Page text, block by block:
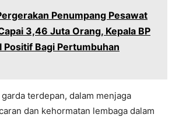
Penumpang Pesawat
3,46 Juta Orang, Kepala BP
Positif Bagi Pertumbuhan
terdepan, dalam menjaga
dan kehormatan lembaga dalam